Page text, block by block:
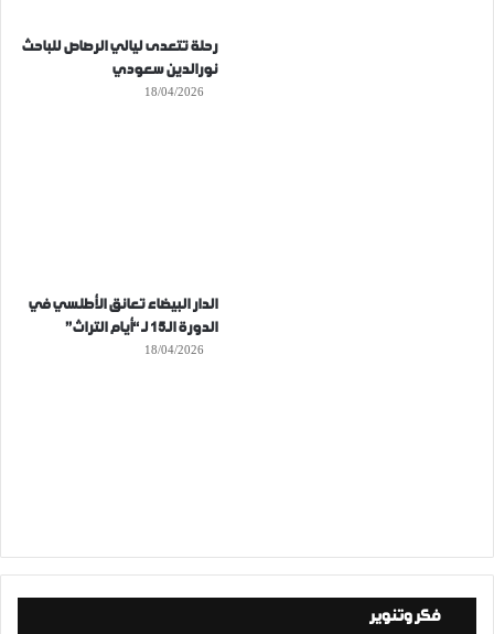
رحلة تتعدى ليالي الرصاص للباحث
نورالدين سعودي
18/04/2026
الدار البيضاء تعانق الأطلسي في
الدورة الـ15 لـ “أيام التراث”
18/04/2026
فكر وتنوير